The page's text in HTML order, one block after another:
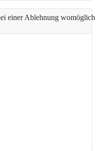
einer Ablehnung womöglich